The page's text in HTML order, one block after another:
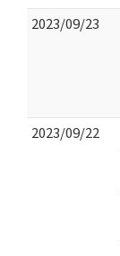
2023/09/23
2023/09/22